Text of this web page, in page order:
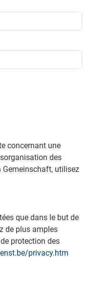
concernant une
des
utilisez
que dans le but de
de plus amples
protection des
privacy.htm